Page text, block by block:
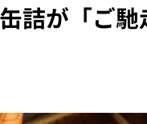
詰が「ご馳